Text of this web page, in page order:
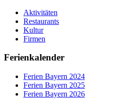
Aktivitäten
Restaurants
Kultur
Firmen
Ferienkalender
Ferien Bayern 2024
Ferien Bayern 2025
Ferien Bayern 2026